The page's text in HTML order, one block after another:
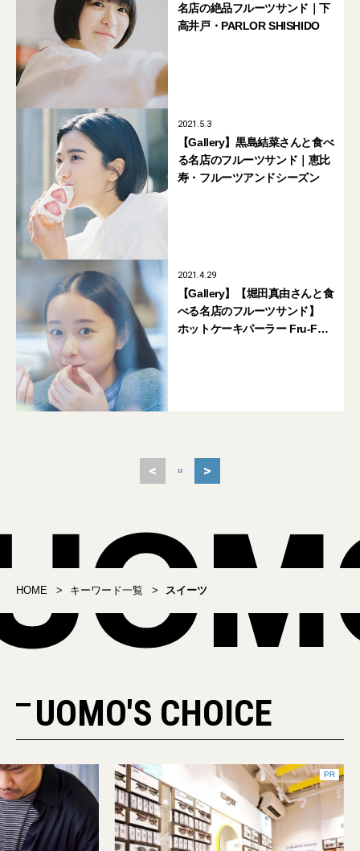
名店の絶品フルーツサンド｜下
高井戸・PARLOR SHISHIDO
2021.5.3
【Gallery】黒島結菜さんと食べ
る名店のフルーツサンド｜恵比
寿・フルーツアンドシーズン
2021.4.29
【Gallery】【堀田真由さんと食
べる名店のフルーツサンド】
ホットケーキパーラー Fru-Full
< 12 >
HOME キーワード一覧 スイーツ
UOMO'S CHOICE
PR